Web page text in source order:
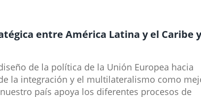
entre América Latina y el Caribe y
de la política de la Unión Europea hacia
la integración y el multilateralismo como
país apoya los diferentes procesos de